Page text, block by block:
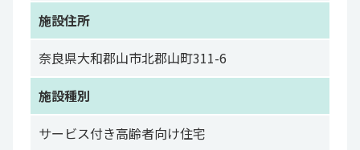
施設住所
奈良県大和郡山市北郡山町311-6
施設種別
サービス付き高齢者向け住宅